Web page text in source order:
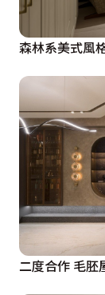
森林系美式風
二度合作 毛胚